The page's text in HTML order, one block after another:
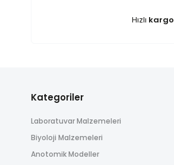
Ürün bilgilerinde hatalar bulunuyor.
Hızlı kargo
Kategoriler
Laboratuvar Malzemeleri
Biyoloji Malzemeleri
Anotomik Modeller